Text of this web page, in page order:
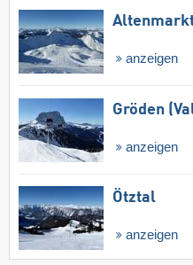
anzeigen
Gröden
anzeigen
Ötztal
anzeigen